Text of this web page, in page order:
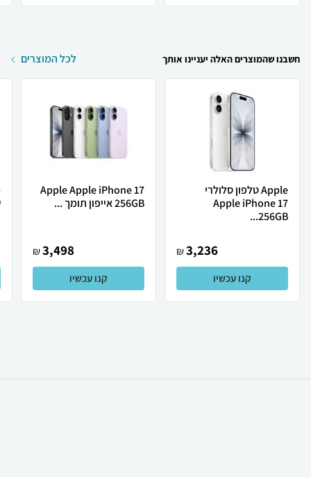
חשבנו שהמוצרים האלה יעניינו אותך לכל המוצרים
Apple טלפון סלולרי
Apple iPhone 17
256GB...
3,236
₪
קנו עכשיו
Apple Apple iPhone 17
256GB אייפון תומך ...
3,498
₪
קנו עכשיו